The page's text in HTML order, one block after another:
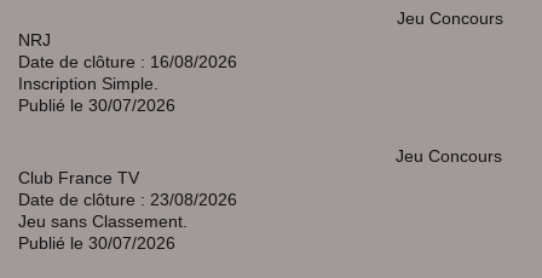
Jeu Concours
NRJ
Date de clôture : 16/08/2026
Inscription Simple.
Publié le 30/07/2026
Jeu Concours
Club France TV
Date de clôture : 23/08/2026
Jeu sans Classement.
Publié le 30/07/2026